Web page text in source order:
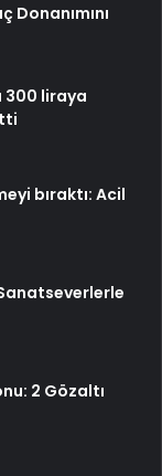
Donanımını
300 liraya
bıraktı: Acil
2 Gözaltı